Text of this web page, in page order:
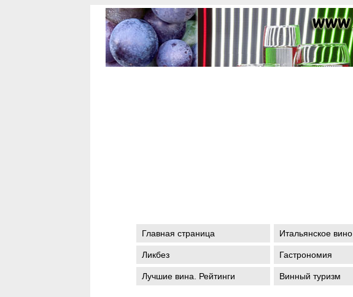
Главная страница Итальянское вино
Ликбез Гастрономия
Лучшие вина. Рейтинги Винный туризм